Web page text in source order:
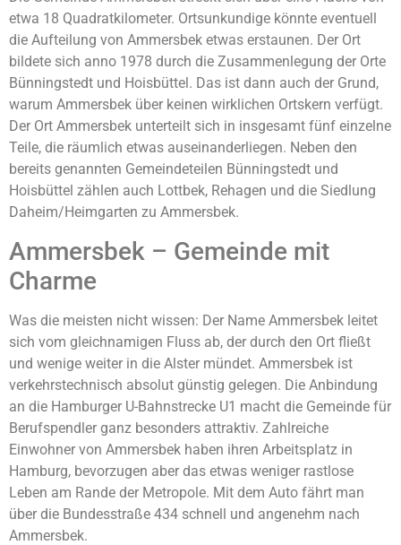
etwa 18 Quadratkilometer. Ortsunkundige könnte eventuell
die Aufteilung von Ammersbek etwas erstaunen. Der Ort
bildete sich anno 1978 durch die Zusammenlegung der Orte
Bünningstedt und Hoisbüttel. Das ist dann auch der Grund,
warum Ammersbek über keinen wirklichen Ortskern verfügt.
Der Ort Ammersbek unterteilt sich in insgesamt fünf einzelne
Teile, die räumlich etwas auseinanderliegen. Neben den
bereits genannten Gemeindeteilen Bünningstedt und
Hoisbüttel zählen auch Lottbek, Rehagen und die Siedlung
Daheim/Heimgarten zu Ammersbek.
Ammersbek – Gemeinde mit
Charme
Was die meisten nicht wissen: Der Name Ammersbek leitet
sich vom gleichnamigen Fluss ab, der durch den Ort fließt
und wenige weiter in die Alster mündet. Ammersbek ist
verkehrstechnisch absolut günstig gelegen. Die Anbindung
an die Hamburger U-Bahnstrecke U1 macht die Gemeinde für
Berufspendler ganz besonders attraktiv. Zahlreiche
Einwohner von Ammersbek haben ihren Arbeitsplatz in
Hamburg, bevorzugen aber das etwas weniger rastlose
Leben am Rande der Metropole. Mit dem Auto fährt man
über die Bundesstraße 434 schnell und angenehm nach
Ammersbek.